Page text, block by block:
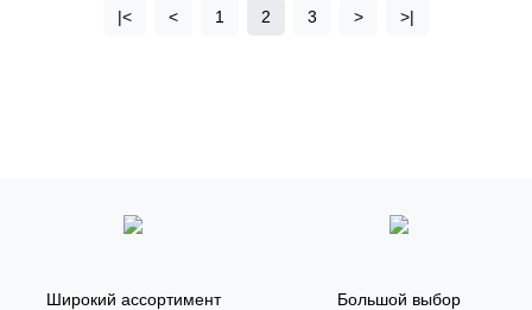
|< < 1 2 3 > >|
Широкий ассортимент
Большой выбор